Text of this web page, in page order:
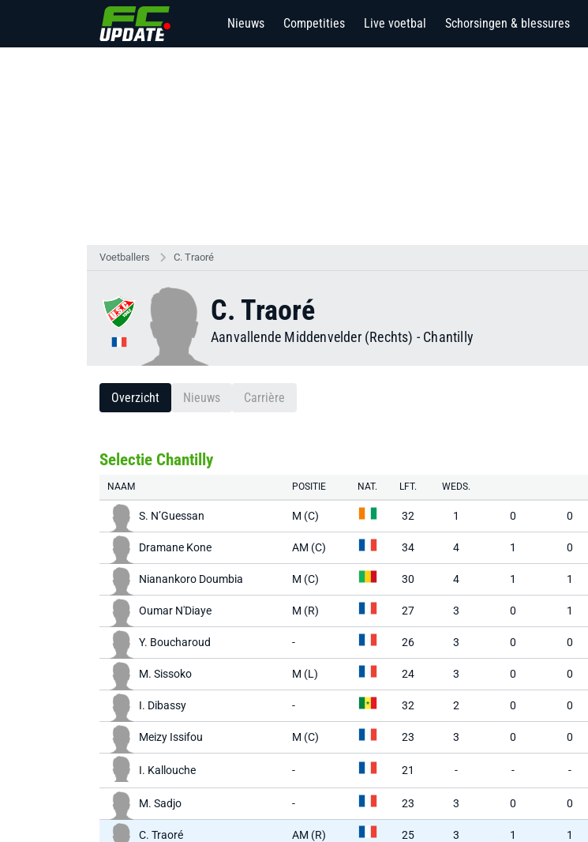
Nieuws Competities Live voetbal Schorsingen & blessures
Voetballers C. Traoré
C. Traoré
Aanvallende Middenvelder (Rechts) - Chantilly
Overzicht Nieuws Carrière
Selectie Chantilly
NAAM POSITIE NAT. LFT. WEDS.
S. N’Guessan M (C) 32 1 0 0
Dramane Kone AM (C) 34 4 1 0
Nianankoro Doumbia M (C) 30 4 1 1
Oumar N'Diaye M (R) 27 3 0 1
Y. Boucharoud - 26 3 0 0
M. Sissoko M (L) 24 3 0 0
I. Dibassy - 32 2 0 0
Meizy Issifou M (C) 23 3 0 0
I. Kallouche - 21 - - -
M. Sadjo - 23 3 0 0
C. Traoré AM (R) 25 3 1 1